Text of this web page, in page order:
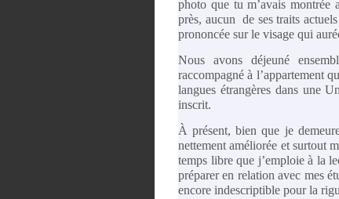
photo que tu m’avais montrée
près, aucun de ses traits
prononcée sur le visage qui
Nous avons déjeuné
raccompagné à l’appartement
langues étrangères dans une
À présent, bien que je
nettement améliorée et surtout
temps libre que j’emploie à la
préparer en relation avec mes
encore indescriptible pour la